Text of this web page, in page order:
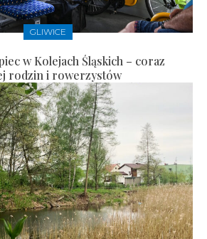
GLIWICE
w Kolejach Śląskich – coraz
rodzin i rowerzystów